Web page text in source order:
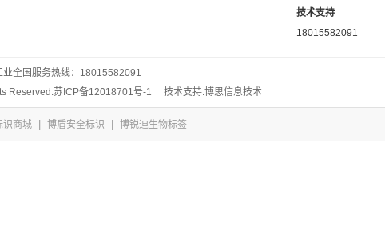
技术支持
18015582091
全国服务热线： 18015582091
Reserved. 苏ICP备12018701号-1 技术支持:博思信息技术
识商城 博盾安全标识 博锐迪生物标签